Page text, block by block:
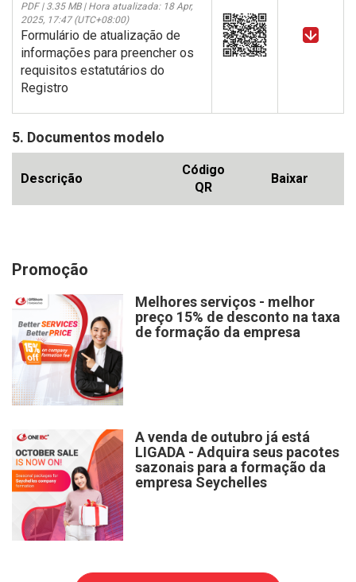
PDF | 3.35 MB | Hora atualizada: 18 Apr,
2025, 17:47 (UTC+08:00)
Formulário de atualização de
informações para preencher os
requisitos estatutários do
Registro
5. Documentos modelo
Descrição
Código
QR
Baixar
Promoção
Melhores serviços - melhor
preço 15% de desconto na taxa
de formação da empresa
A venda de outubro já está
LIGADA - Adquira seus pacotes
sazonais para a formação da
empresa Seychelles